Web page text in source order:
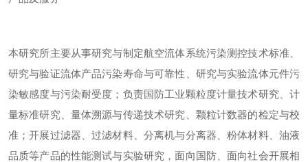
本研究所主要从事研究与制定航空流体系统污染测控技术标准、
研究与验证流体产品污染寿命与可靠性、研究与实验流体元件污
染敏感度与污染耐受度；负责国防工业颗粒度计量技术研究、计
量标准研究、量体溯源与传递技术研究、颗粒计数器的检定与校
准；开展过滤器、过滤材料、分离机与分离器、粉体材料、油液
品质等产品的性能测试与实验研究，面向国防、面向社会开展相